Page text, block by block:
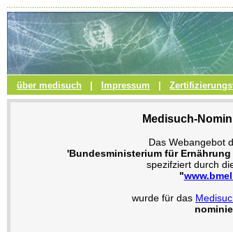
über medisuch Impressum
Medisuch-
Das Webangebot
'Bundesministerium für
spezifziert durch
"
wurde für das